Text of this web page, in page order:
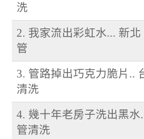
洗
2. 我家流出彩虹水... 新
管
3. 管路掉出巧克力脆片..
清洗
4. 幾十年老房子洗出黑
管清洗